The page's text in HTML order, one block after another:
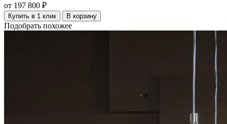
от 197 800 ₽
Купить в 1 клик В корзину
Подобрать похожее